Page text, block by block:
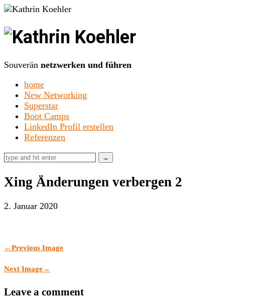
Kathrin
Koehler
Souverän netzwerken und führen
home
New Networking
Superstar
Boot Camps
LinkedIn Profil erstellen
Referenzen
Xing Änderungen verbergen 2
2. Januar 2020
←Previous Image
Next Image→
Leave a comment